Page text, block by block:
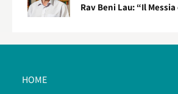
Rav Beni Lau: “Il
HOME